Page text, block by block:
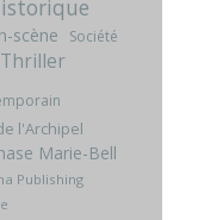
scène
Société
Thriller
l'Archipel
Marie-Bell
Publishing